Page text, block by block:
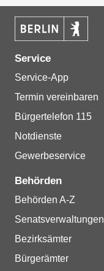
Service
Service-App
Termin vereinbaren
Bürgertelefon 115
Notdienste
Gewerbeservice
Behörden
Behörden A-Z
Senatsverwaltungen
Bezirksämter
Bürgerämter